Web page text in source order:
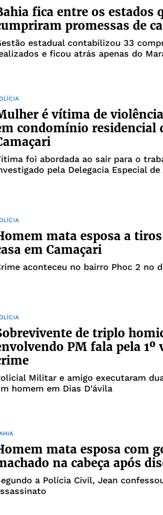
fica entre os estados
promessas de
estadual contabilizou 33
e ficou atrás apenas do
é vítima de
condomínio residencial
foi abordada ao sair para o
pela Delegacia Especial
mata esposa a
em Camaçari
aconteceu no bairro Phoc 2 no
de triplo
PM fala pela 1º
Militar e amigo executaram
homem em Dias D'ávila
mata esposa com
na cabeça após
a Polícia Civil, Jean